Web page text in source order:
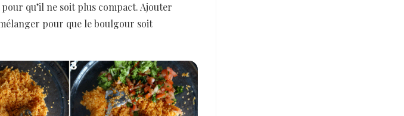
qu’il ne soit plus compact. Ajouter
pour que le boulgour soit